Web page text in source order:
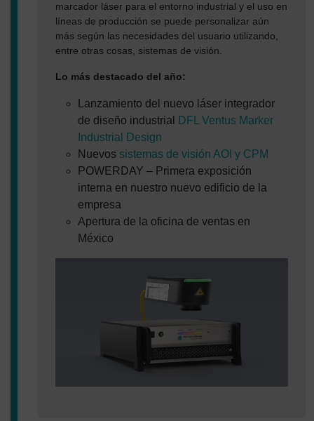
marcador láser para el entorno industrial y el uso en
líneas de producción se puede personalizar aún
más según las necesidades del usuario utilizando,
entre otras cosas, sistemas de visión.
Lo más destacado del año:
Lanzamiento del nuevo láser integrador
de diseño industrial
DFL Ventus Marker
Industrial Design
Nuevos sistemas de visión AOI y CPM
POWERDAY – Primera exposición
interna en nuestro nuevo edificio de la
empresa
Apertura de la oficina de ventas en
México